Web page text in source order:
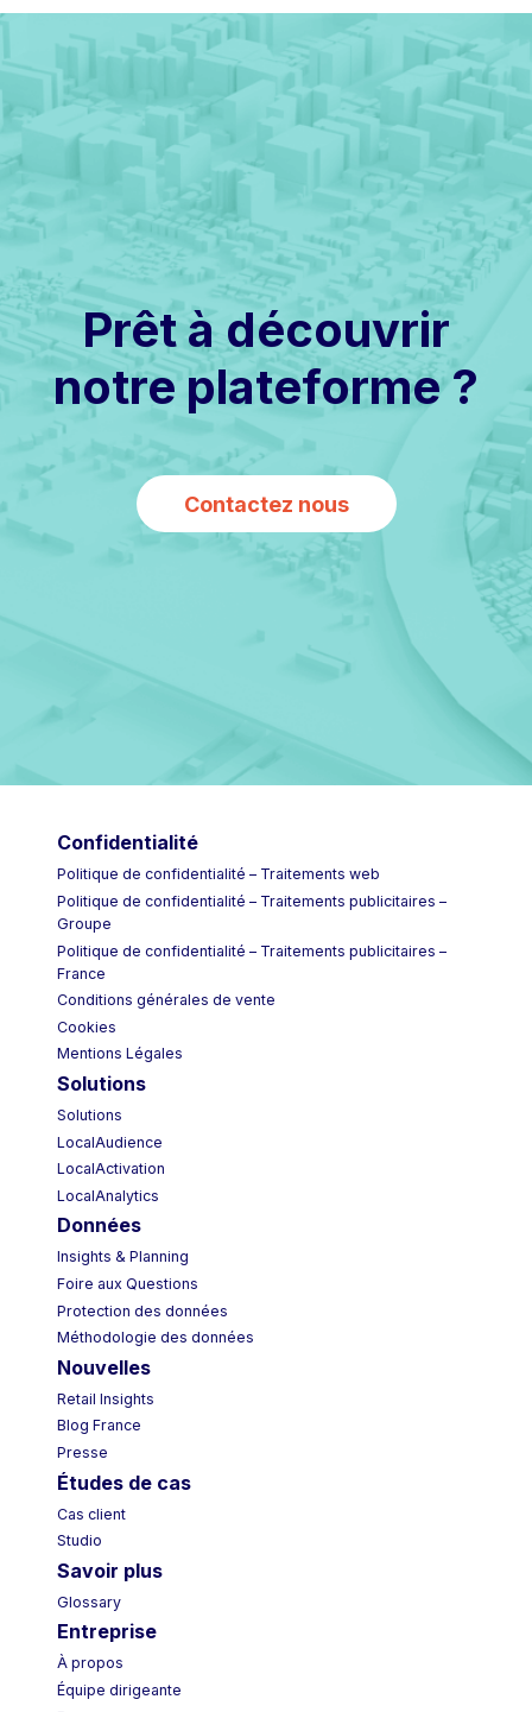
Prêt à découvrir
notre plateforme ?
Contactez nous
Confidentialité
Politique de confidentialité – Traitements web
Politique de confidentialité – Traitements publicitaires –
Groupe
Politique de confidentialité – Traitements publicitaires –
France
Conditions générales de vente
Cookies
Mentions Légales
Solutions
Solutions
LocalAudience
LocalActivation
LocalAnalytics
Données
Insights & Planning
Foire aux Questions
Protection des données
Méthodologie des données
Nouvelles
Retail Insights
Blog France
Presse
Études de cas
Cas client
Studio
Savoir plus
Glossary
Entreprise
À propos
Équipe dirigeante